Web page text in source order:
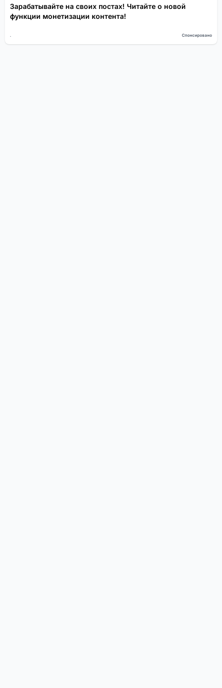
Зарабатывайте на своих постах! Читайте о новой
функции монетизации контента!
. Спонсировано